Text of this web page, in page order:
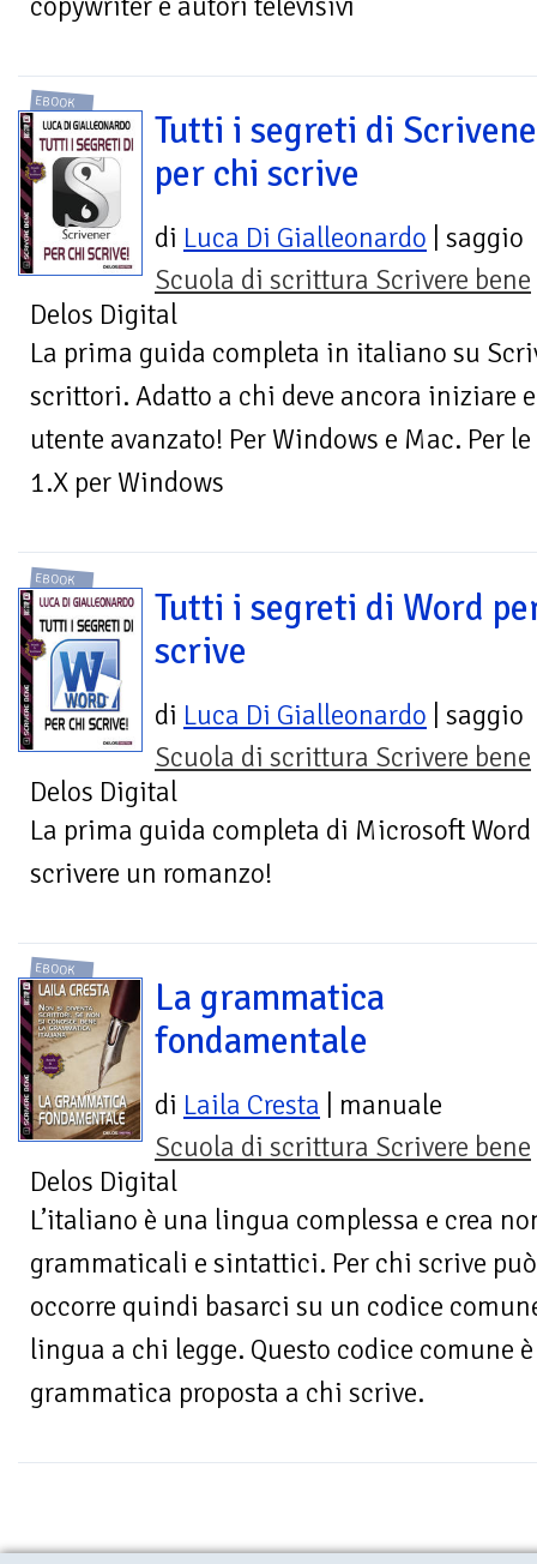
EBOOK
Tutti i segreti di
per chi scrive
di Luca Di Gialleonardo | saggio
Scuola di scrittura Scrivere bene
Delos Digital
La prima guida completa in italiano su
scrittori. Adatto a chi deve ancora iniziare
utente avanzato! Per Windows e Mac. Per
1.X per Windows
EBOOK
Tutti i segreti di Word
scrive
di Luca Di Gialleonardo | saggio
Scuola di scrittura Scrivere bene
Delos Digital
La prima guida completa di Microsoft
scrivere un romanzo!
EBOOK
La grammatica
fondamentale
di Laila Cresta | manuale
Scuola di scrittura Scrivere bene
Delos Digital
L’italiano è una lingua complessa e crea
grammaticali e sintattici. Per chi scrive
occorre quindi basarci su un codice
lingua a chi legge. Questo codice comune
grammatica proposta a chi scrive.